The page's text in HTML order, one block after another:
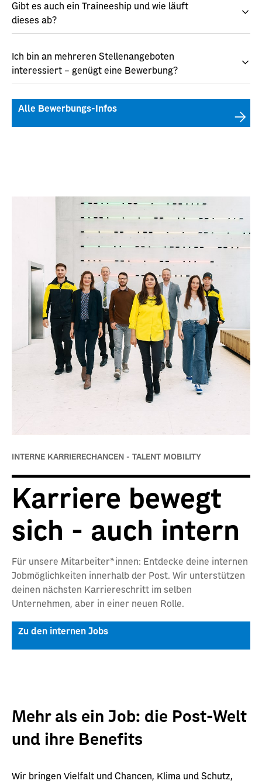
Gibt es auch ein Traineeship und wie läuft
dieses ab?
Ich bin an mehreren Stellenangeboten
interessiert – genügt eine Bewerbung?
Alle Bewerbungs-Infos
INTERNE KARRIERECHANCEN - TALENT MOBILITY
Karriere bewegt
sich - auch intern
Für unsere Mitarbeiter*innen: Entdecke deine internen
Jobmöglichkeiten innerhalb der Post. Wir unterstützen
deinen nächsten Karriereschritt im selben
Unternehmen, aber in einer neuen Rolle.
Zu den internen Jobs
Mehr als ein Job: die Post-Welt
und ihre Benefits
Wir bringen Vielfalt und Chancen, Klima und Schutz,